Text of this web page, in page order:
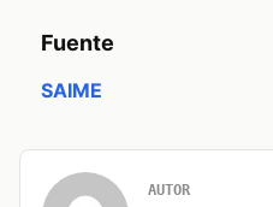
Fuente
SAIME
AUTOR